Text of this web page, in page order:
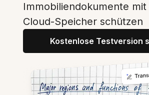
Immobiliendokumente
Cloud-Speicher schützen
Kostenlose Testversion